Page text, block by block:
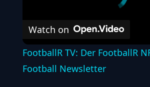
Watch on
FootballR TV: Der FootballR
Football Newsletter